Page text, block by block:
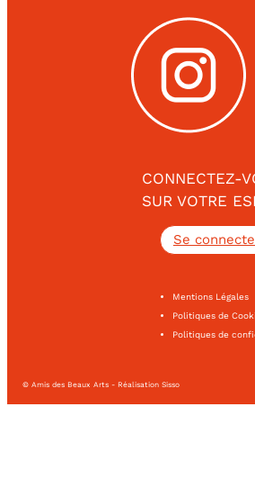
CONNECTEZ-
SUR VOTRE
Se
Mentions Légales
Politiques de
Politiques de
© Amis des Beaux Arts - Réalisation Sisso